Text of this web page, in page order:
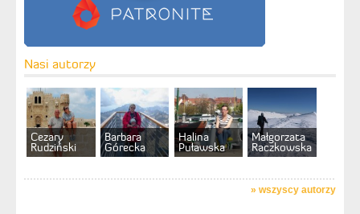
Nasi autorzy
Cezary
Rudziński
Barbara
Górecka
Halina
Puławska
Małgorzata
Raczkowska
» wszyscy autorzy